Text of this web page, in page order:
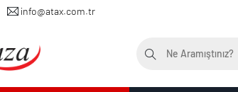
info@atax.com.tr